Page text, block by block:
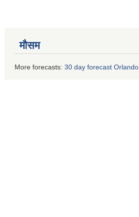
मौसम
More forecasts: 30 day forecast Orlando